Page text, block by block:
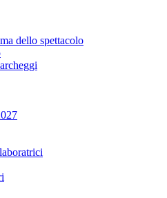
dello spettacolo